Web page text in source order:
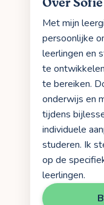
Met mijn
persoonlijke
leerlingen en
te
te bereiken.
onderwijs en
tijdens
individuele
studeren. Ik
op de
leerlingen.